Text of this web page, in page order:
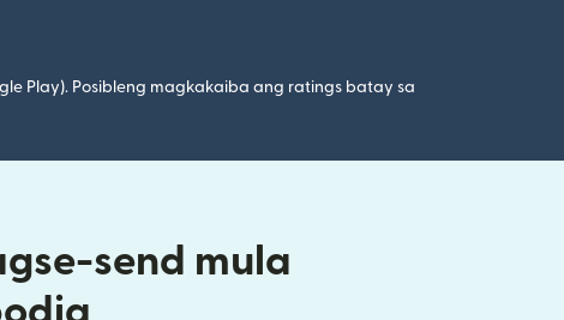
Play). Posibleng magkakaiba ang ratings batay sa
send mula